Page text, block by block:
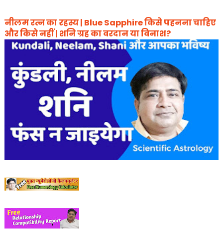
नीलम रत्न का रहस्य | Blue Sapphire किसे पहनना चाहिए
और किसे नहीं | शनि ग्रह का वरदान या विनाश?